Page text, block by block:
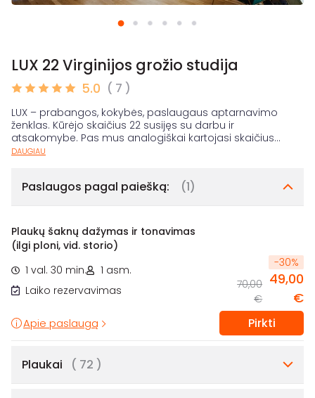
LUX 22 Virginijos grožio studija
5.0 ( 7 )
LUX – prabangos, kokybės, paslaugaus aptarnavimo
ženklas. Kūrėjo skaičius 22 susijęs su darbu ir
atsakomybe. Pas mus analogiškai kartojasi skaičius...
DAUGIAU
Paslaugos pagal paiešką: (1)
Plaukų šaknų dažymas ir tonavimas
(ilgi ploni, vid. storio)
1 val. 30 min.
1 asm.
Laiko rezervavimas
-30%
70,00
€
49,00
€
Apie paslaugą Pirkti
Plaukai ( 72 )